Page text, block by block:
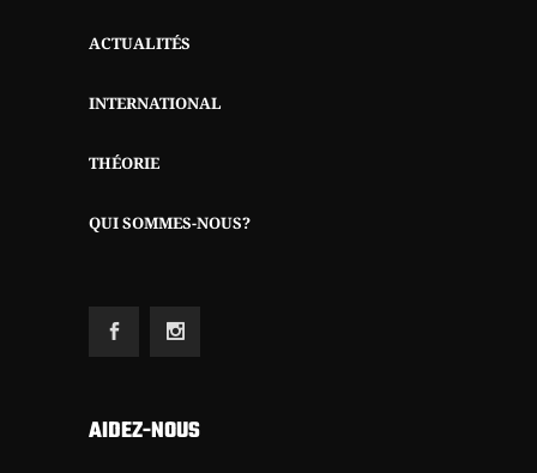
ACTUALITÉS
INTERNATIONAL
THÉORIE
QUI SOMMES-NOUS?
AIDEZ-NOUS